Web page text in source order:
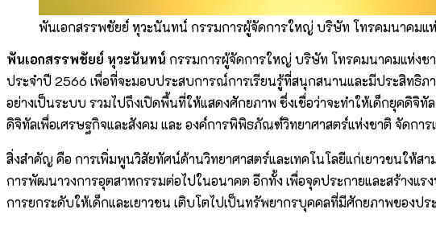
พันเอกสรรพชัยย์ หุวะนันทน์ กรรมการผู้จัดการใหญ่ บริษัท โทรคมนาคมแ
พันเอกสรรพชัยย์ หุวะนันทน์ กรรมการผู้จัดการใหญ่ บริษัท โทรคมนาคมแห่งช
ประจำปี 2566 เพื่อที่จะมอบประสบการณ์การเรียนรู้ที่สนุกสนานและมีประสิทธิภ
อย่างเป็นระบบ รวมไปถึงเปิดพื้นที่ให้แสดงศักยภาพ ซึ่งเชื่อว่าจะทำให้เด็กยุคดิจิ
ดิจิทัลเพื่อเศรษฐกิจและสังคม และ องค์การพิพิธภัณฑ์วิทยาศาสตร์แห่งชาติ จัดกา
สิ่งสำคัญ คือ การเพิ่มพูนวิสัยทัศน์ด้านวิทยาศาสตร์และเทคโนโลยีแก่เยาวชนให้
การพัฒนาวงการอุตสาหกรรมต่อไปในอนาคต อีกทั้ง เพื่อจุดประกายและสร้างแ
การยกระดับให้เด็กและเยาวชน เติบโตไปเป็นทรัพยากรบุคคลที่มีศักยภาพของป